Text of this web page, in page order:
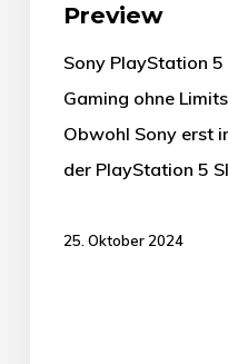
Preview
Sony PlayStation
Gaming ohne
Obwohl Sony erst
der PlayStation 5
25. Oktober 2024